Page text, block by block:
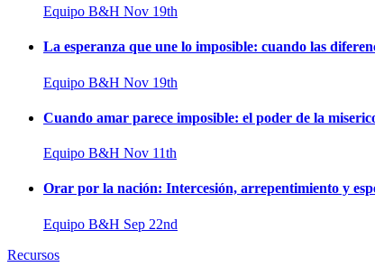
Equipo B&H Nov 19th
La esperanza que une lo imposible: cuando las
Equipo B&H Nov 19th
Cuando amar parece imposible: el poder de la
Equipo B&H Nov 11th
Orar por la nación: Intercesión, arrepentimiento y
Equipo B&H Sep 22nd
Recursos